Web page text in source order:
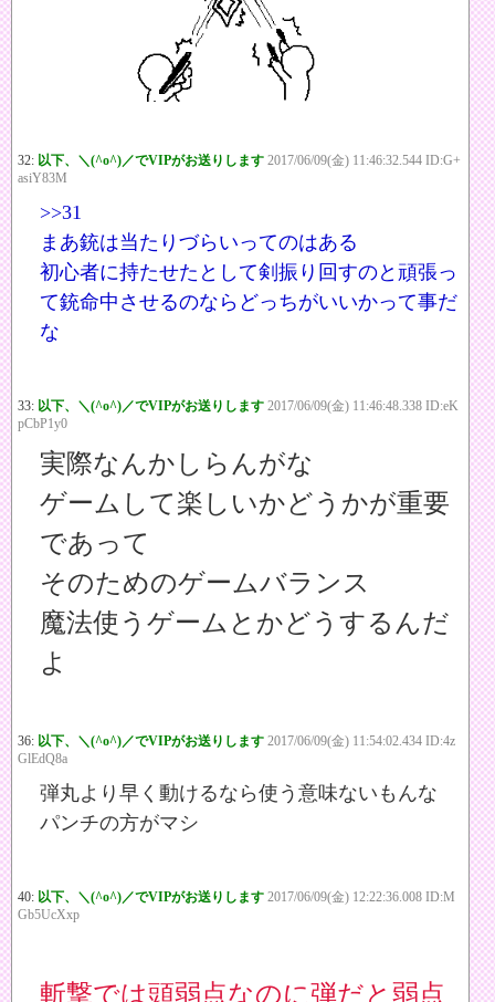
32: 以下、＼(^o^)／でVIPがお送りします 2017/06/09(金) 11:46:32.544 ID:G+
asiY83M
>>31
まあ銃は当たりづらいってのはある
初心者に持たせたとして剣振り回すのと頑張っ
て銃命中させるのならどっちがいいかって事だ
な
33: 以下、＼(^o^)／でVIPがお送りします 2017/06/09(金) 11:46:48.338 ID:eK
pCbP1y0
実際なんかしらんがな
ゲームして楽しいかどうかが重要
であって
そのためのゲームバランス
魔法使うゲームとかどうするんだ
よ
36: 以下、＼(^o^)／でVIPがお送りします 2017/06/09(金) 11:54:02.434 ID:4z
GlEdQ8a
弾丸より早く動けるなら使う意味ないもんな
パンチの方がマシ
40: 以下、＼(^o^)／でVIPがお送りします 2017/06/09(金) 12:22:36.008 ID:M
Gb5UcXxp
斬撃では頭弱点なのに弾だと弱点